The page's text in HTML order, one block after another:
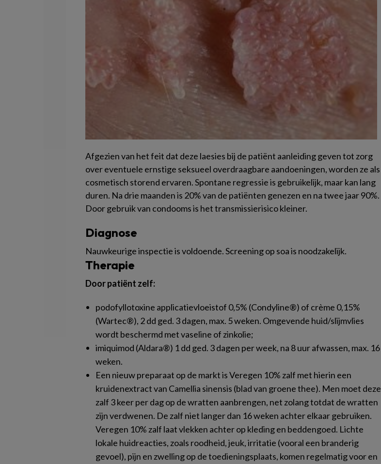
Afgezien van het feit dat deze laesies bij de patiënt aanleiding geven tot zorg
over eventuele ernstige seksueel overdraagbare aandoeningen, worden ze als
cosmetisch storend ervaren. Spontane regressie is gebruikelijk, maar kan lang
duren. Na drie maanden is 20% van de patiënten genezen en na twee jaar 90%.
Door gebruik van condooms is het transmissierisico kleiner.
Diagnose
Nauwkeurige inspectie is voldoende. Screening op soa is noodzakelijk.
Therapie
Door patiënt zelf:
podofyllotoxine applicatievloeistof 0,5% (Condyline®) of crème 0,15%
(Wartec®), 2 dd ged. 3 dagen, max. 5 weken. Omgevende huid/slijmvlies
wordt beschermd met vaseline of zinkolie;
imiquimod (Aldara®) 1 dd ged. 3 dagen per week, na 8 uur afwassen, max. 16
weken.
Een nieuw preparaat op de markt is Veregen 10% zalf met hierin een
kruidenextract van Camellia sinensis (blad van groene thee). Men moet deze
zalf 3 keer per dag op de wratten aanbrengen, net zolang totdat de wratten
zijn verdwenen. De zalf niet langer dan 16 weken achter elkaar gebruiken.
Veregen 10% zalf laat vlekken achter op kleding en beddengoed. Lichte
lokale huidreacties, zoals roodheid, jeuk, irritatie (vooral een branderig
gevoel), pijn en zwelling op de toedieningsplaats, komen regelmatig voor en